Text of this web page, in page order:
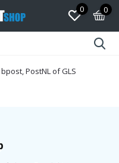
0 0
PostNL of GLS